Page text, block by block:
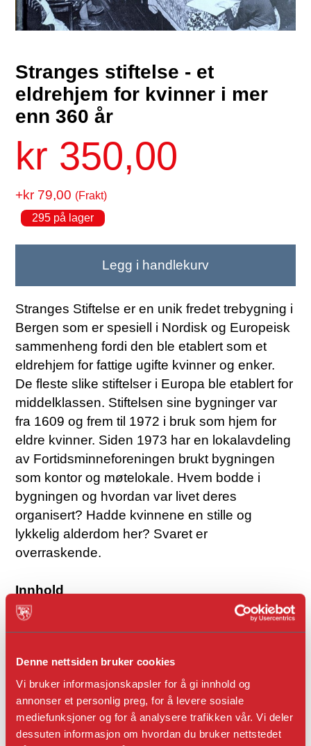
Denne nettsiden bruker cookies
Vi bruker informasjonskapsler for å gi innhold og
annonser et personlig preg, for å levere sosiale
mediefunksjoner og for å analysere trafikken vår. Vi deler
dessuten informasjon om hvordan du bruker nettstedet
Stranges stiftelse - et
eldrehjem for kvinner i mer
enn 360 år
kr 350,00
+kr 79,00 (Frakt)
295 på lager
Legg i handlekurv
Stranges Stiftelse er en unik fredet trebygning i
Bergen som er spesiell i Nordisk og Europeisk
sammenheng fordi den ble etablert som et
eldrehjem for fattige ugifte kvinner og enker.
De fleste slike stiftelser i Europa ble etablert for
middelklassen. Stiftelsen sine bygninger var
fra 1609 og frem til 1972 i bruk som hjem for
eldre kvinner. Siden 1973 har en lokalavdeling
av Fortidsminneforeningen brukt bygningen
som kontor og møtelokale. Hvem bodde i
bygningen og hvordan var livet deres
organisert? Hadde kvinnene en stille og
lykkelig alderdom her? Svaret er
overraskende.
Innhold
6 - Forord
14- Nøden i Bergen og på Vestlandet
14 - Sykdom og død
16 - Stranges Jørgensens Fattighus
20- Hvem styrte Stranges Fattighus?
26 - Hva gjorde en forstander?